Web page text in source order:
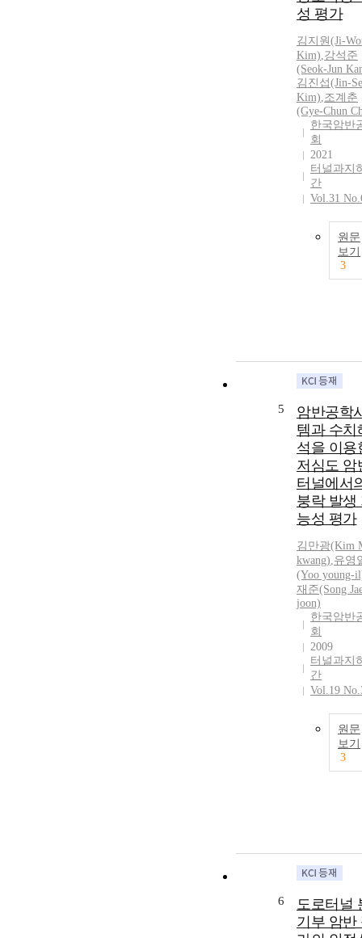
성 평가
김지원(Ji-
Kim),강석준
(Seok-Jun
김진섭(Jin-
Kim),조계춘
(Gye-Chun
한국암반
회
2021
터널과지
간
Vol.31
원문
보기
3
5
암반공학
템과 수치
석을 이용
저심도 암
터널에서
붕락 발생
능성 평가
김만광(Kim
kwang),유영
(Yoo young-
재준(Song
joon)
한국암반
회
2009
터널과지
간
Vol.19
원문
보기
3
6
도로터널
기부 암반